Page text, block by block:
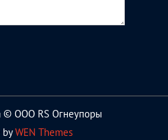
© ООО RS Огнеупоры
byWEN Themes